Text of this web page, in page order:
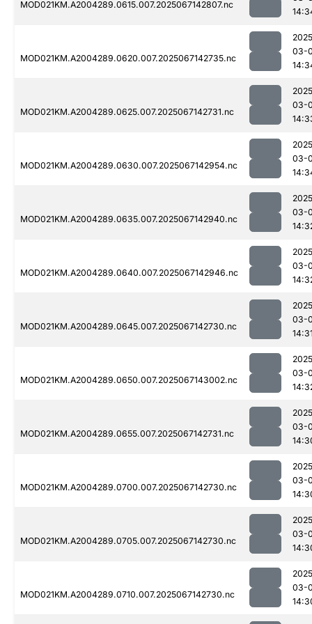
MOD021KM.A2004289.0615.007.2025067142807.nc
MOD021KM.A2004289.0620.007.2025067142735.nc
03-
MOD021KM.A2004289.0625.007.2025067142731.nc
03-
MOD021KM.A2004289.0630.007.2025067142954.nc
03-
MOD021KM.A2004289.0635.007.2025067142940.nc
03-
MOD021KM.A2004289.0640.007.2025067142946.nc
03-
MOD021KM.A2004289.0645.007.2025067142730.nc
03-
MOD021KM.A2004289.0650.007.2025067143002.nc
03-
MOD021KM.A2004289.0655.007.2025067142731.nc
03-
MOD021KM.A2004289.0700.007.2025067142730.nc
03-
MOD021KM.A2004289.0705.007.2025067142730.nc
03-
MOD021KM.A2004289.0710.007.2025067142730.nc
03-